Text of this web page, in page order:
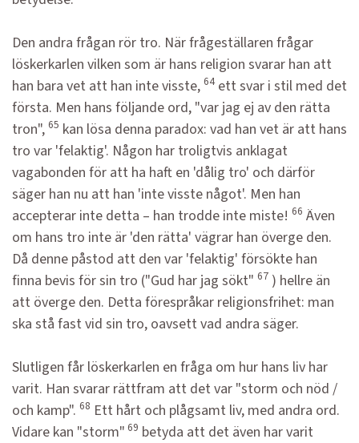
Den andra frågan rör tro. När frågeställaren frågar
löskerkarlen vilken som är hans religion svarar han att
han bara vet att han inte visste, 64ett svar i stil med det
första. Men hans följande ord, "var jag ej av den rätta
tron", 65 kan lösa denna paradox: vad han vet är att hans
tro var 'felaktig'. Någon har troligtvis anklagat
vagabonden för att ha haft en 'dålig tro' och därför
säger han nu att han 'inte visste något'. Men han
accepterar inte detta – han trodde inte miste! 66 Även
om hans tro inte är 'den rätta' vägrar han överge den.
Då denne påstod att den var 'felaktig' försökte han
finna bevis för sin tro ("Gud har jag sökt" 67 ) hellre än
att överge den. Detta förespråkar religionsfrihet: man
ska stå fast vid sin tro, oavsett vad andra säger.
Slutligen får löskerkarlen en fråga om hur hans liv har
varit. Han svarar rättfram att det var "storm och nöd /
och kamp". 68 Ett hårt och plågsamt liv, med andra ord.
Vidare kan "storm" 69 betyda att det även har varit